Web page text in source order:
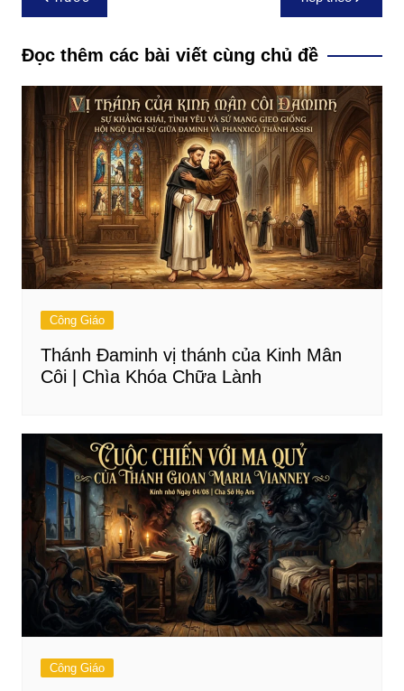
hướng
bài
viết
Đọc thêm các bài viết cùng chủ đề
Công Giáo
Thánh Đaminh vị thánh của Kinh Mân
Côi | Chìa Khóa Chữa Lành
Công Giáo